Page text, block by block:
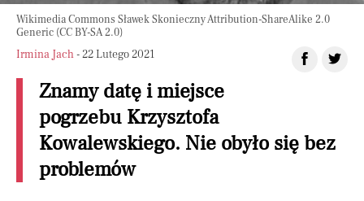
Wikimedia Commons Sławek Skonieczny Attribution-ShareAlike 2.0
Generic (CC BY-SA 2.0)
Irmina Jach- 22 Lutego 2021
Znamy datę i miejsce
pogrzebu Krzysztofa
Kowalewskiego. Nie obyło się bez
problemów